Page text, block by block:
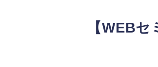
【WEB